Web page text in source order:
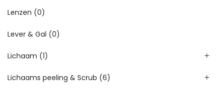
Lenzen (0)
Lever & Gal (0)
Lichaam (1)
Lichaams peeling & Scrub (6)